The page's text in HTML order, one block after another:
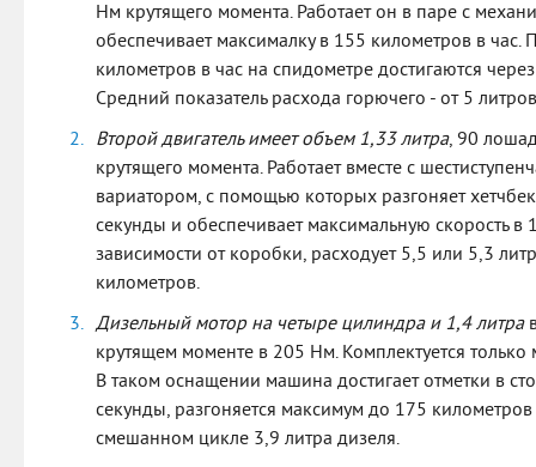
Нм крутящего момента. Работает он в паре с
обеспечивает максималку в 155 километров в час.
километров в час на спидометре достигаются
Средний показатель расхода горючего - от 5
Второй двигатель имеет объем 1,33 литра, 90
крутящего момента. Работает вместе с
вариатором, с помощью которых разгоняет
секунды и обеспечивает максимальную скорость в
зависимости от коробки, расходует 5,5 или 5,3
километров.
Дизельный мотор на четыре цилиндра и 1,4 литра
крутящем моменте в 205 Нм. Комплектуется
В таком оснащении машина достигает отметки в
секунды, разгоняется максимум до 175 километров
смешанном цикле 3,9 литра дизеля.